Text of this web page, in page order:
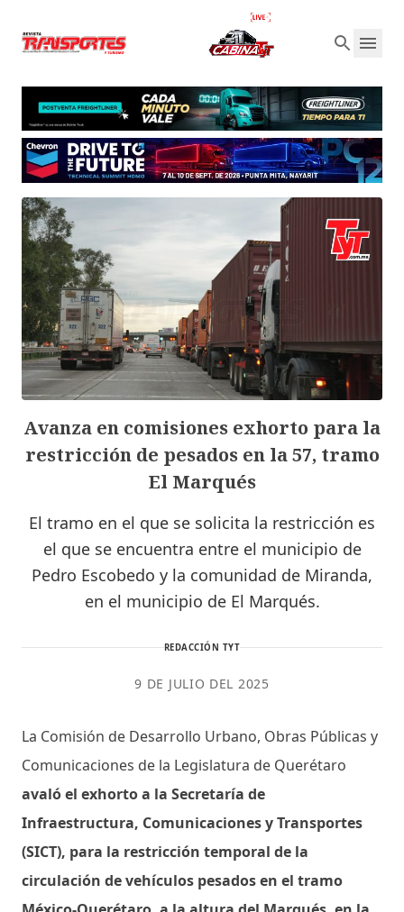
Avanza en comisiones exhorto para la
restricción de pesados en la 57, tramo
El Marqués
El tramo en el que se solicita la restricción es
el que se encuentra entre el municipio de
Pedro Escobedo y la comunidad de Miranda,
en el municipio de El Marqués.
REDACCIÓN TYT
9 DE JULIO DEL 2025
La Comisión de Desarrollo Urbano, Obras Públicas y
Comunicaciones de la Legislatura de Querétaro
avaló el exhorto a la Secretaría de
Infraestructura, Comunicaciones y Transportes
(SICT), para la restricción temporal de la
circulación de vehículos pesados en el tramo